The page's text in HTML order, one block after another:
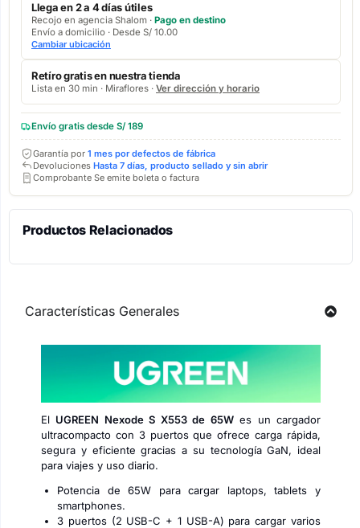
Llega en 2 a 4 días útiles
Recojo en agencia Shalom · Pago en destino
Envío a domicilio · Desde S/ 10.00
Cambiar ubicación
Retíro gratis en nuestra tienda
Lista en 30 min · Miraflores · Ver dirección y horario
Envío gratis desde S/ 189
Garantía por 1 mes por defectos de fábrica
Devoluciones Hasta 7 días, producto sellado y sin abrir
Comprobante Se emite boleta o factura
Productos Relacionados
Características Generales
El UGREEN Nexode S X553 de 65Wes un cargador
ultracompacto con 3 puertos que ofrece carga rápida,
segura y eficiente gracias a su tecnología GaN, ideal
para viajes y uso diario.
Potencia de 65W para cargar laptops, tablets y
smartphones.
3 puertos (2 USB-C + 1 USB-A) para cargar varios